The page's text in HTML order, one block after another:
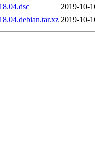
2019-10-
2019-10-